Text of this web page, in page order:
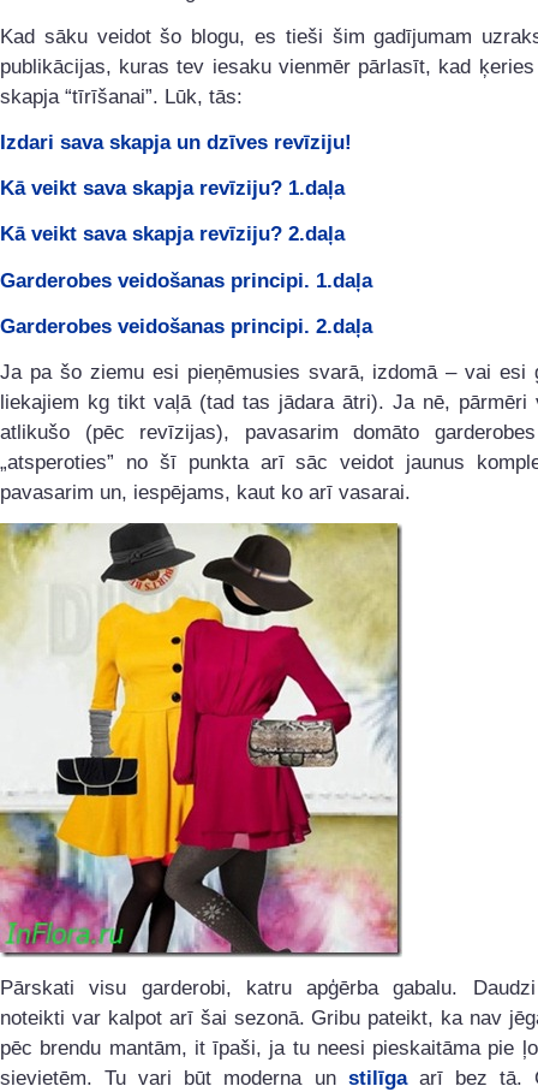
Kad sāku veidot šo blogu, es tieši šim gadījumam
publikācijas, kuras tev iesaku vienmēr pārlasīt, kad
skapja “tīrīšanai”. Lūk, tās:
Izdari sava skapja un dzīves revīziju!
Kā veikt sava skapja revīziju? 1.daļa
Kā veikt sava skapja revīziju? 2.daļa
Garderobes veidošanas principi. 1.daļa
Garderobes veidošanas principi. 2.daļa
Ja pa šo ziemu esi pieņēmusies svarā, izdomā – vai esi
liekajiem kg tikt vaļā (tad tas jādara ātri). Ja nē, pārmēri
atlikušo (pēc revīzijas), pavasarim domāto
„atsperoties” no šī punkta arī sāc veidot jaunus
pavasarim un, iespējams, kaut ko arī vasarai.
Pārskati visu garderobi, katru apģērba gabalu.
noteikti var kalpot arī šai sezonā. Gribu pateikt, ka nav
pēc brendu mantām, it īpaši, ja tu neesi pieskaitāma pie
sievietēm. Tu vari būt moderna un stilīga arī bez tā.